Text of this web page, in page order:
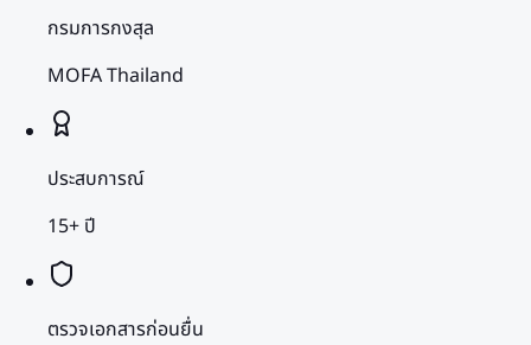
กรมการกงสุล
MOFA Thailand
ประสบการณ์
15+ ปี
ตรวจเอกสารก่อนยื่น